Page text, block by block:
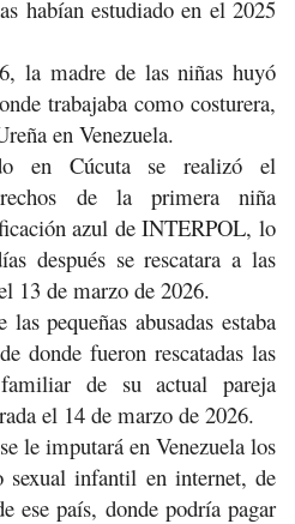
habían estudiado en el 2025
la madre de las niñas huyó
trabajaba como costurera,
en Venezuela.
en Cúcuta se realizó el
de la primera niña
azul de INTERPOL, lo
después se rescatara a las
13 de marzo de 2026.
pequeñas abusadas estaba
donde fueron rescatadas las
de su actual pareja
el 14 de marzo de 2026.
le imputará en Venezuela los
sexual infantil en internet, de
ese país, donde podría pagar